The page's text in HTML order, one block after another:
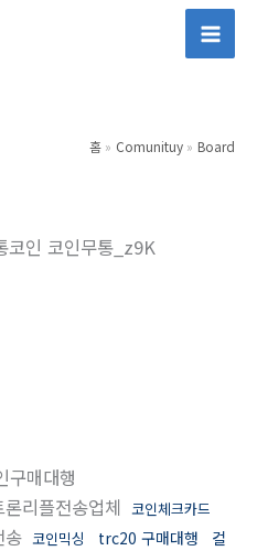
Main
홈 Comunituy Board
인 코인무통_z9K
구매대행
론리플전송업체 코인체크카드
송 코인믹싱 trc20 구매대행
컬